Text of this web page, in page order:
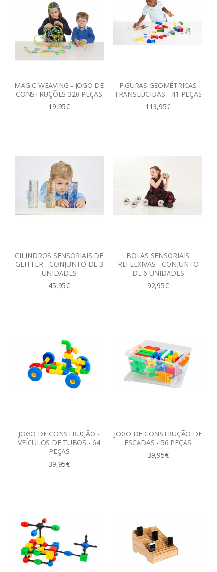
MAGIC WEAVING - JOGO DE
CONSTRUÇÕES 320 PEÇAS
19,95€
FIGURAS GEOMÉTRICAS
TRANSLÚCIDAS - 41 PEÇAS
119,95€
CILINDROS SENSORIAIS DE
GLITTER - CONJUNTO DE 3
UNIDADES
45,95€
BOLAS SENSORIAIS
REFLEXIVAS - CONJUNTO
DE 6 UNIDADES
92,95€
JOGO DE CONSTRUÇÃO -
VEÍCULOS DE TUBOS - 64
PEÇAS
39,95€
JOGO DE CONSTRUÇÃO DE
ESCADAS - 56 PEÇAS
39,95€